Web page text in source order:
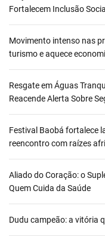
Fortalecem Inclusão
Movimento intenso nas
turismo e aquece
Resgate em Águas
Reacende Alerta Sobre
Festival Baobá fortalece
reencontro com raízes
Aliado do Coração: o
Quem Cuida da Saúde
Dudu campeão: a vitória